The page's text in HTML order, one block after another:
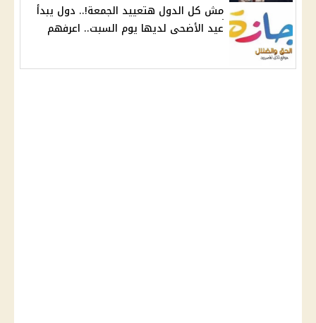
مش كل الدول هتعييد الجمعة!.. دول يبدأ
عيد الأضحى لديها يوم السبت.. اعرفهم